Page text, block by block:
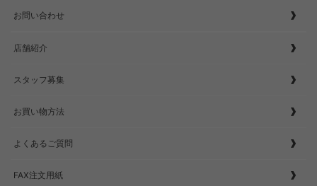
お問い合わせ
店舗紹介
スタッフ募集
お買い物方法
よくあるご質問
FAX注文用紙